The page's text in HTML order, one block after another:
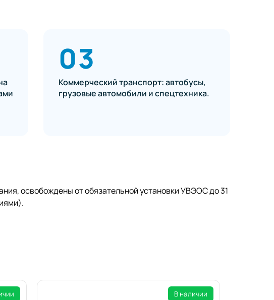
03
Коммерческий транспорт: автобусы,
грузовые автомобили и спецтехника.
освобождены от обязательной установки УВЭОС до 31
В наличии